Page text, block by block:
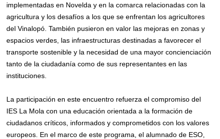
implementadas en Novelda y en la comarca relacionadas con la
agricultura y los desafíos a los que se enfrentan los agricultores
del Vinalopó. También pusieron en valor las mejoras en zonas y
espacios verdes, las infraestructuras destinadas a favorecer el
transporte sostenible y la necesidad de una mayor concienciación
tanto de la ciudadanía como de sus representantes en las
instituciones.
La participación en este encuentro refuerza el compromiso del
IES La Mola con una educación orientada a la formación de
ciudadanos críticos, informados y comprometidos con los valores
europeos. En el marco de este programa, el alumnado de ESO,